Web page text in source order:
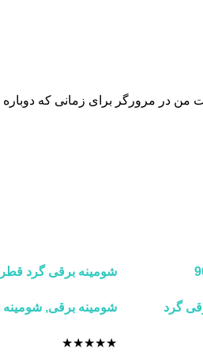
من در مرورگر برای زمانی که
گرد
شومینه برقی گرد قطر 70
شومینه برقی, شومینه
★
★
★
★
★